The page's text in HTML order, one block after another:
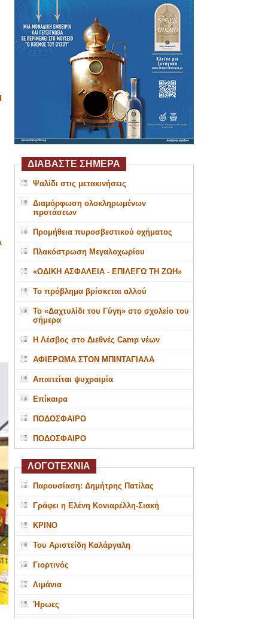
ΔΙΑΒΑΣΤΕ ΣΗΜΕΡΑ
Ψαλίδι στις μετακινήσεις
Διαμόρφωση ολοκληρωμένων
προτάσεων
Προμήθεια πυροσβεστικού οχήματος
Πλακόστρωση Μεγαλοχωρίου
«ΟΔΙΚΗ ΑΣΦΑΛΕΙΑ - ΕΠΙΛΕΓΩ ΤΗ ΖΩΗ»
Το πρόβλημα βρίσκεται αλλού
Το «Δαχτυλίδι του Γύγη» στο σχολείο του
σήμερα
Η Λέσβος στο Διεθνές Camp νέων
ΑΦΙΕΡΩΜΑ ΣΤΟΝ ΜΠΙΝΤΑΓΙΑΛΑ
Απαιτείται ψυχραιμία
Επίκαιρα
ΠΟΔΟΣΦΑΙΡΟ
ΠΟΔΟΣΦΑΙΡΟ
ΛΟΓΟΤΕΧΝΙΑ
Παρουσίαση: Δημήτρης Πατίλας
Γράφει η Ελένη Κονιαρέλλη-Σιακή
ΚΡΙΝΟ
Του Αριστείδη Καλάργαλη
Γιορτινός
Λιμάνια
Ήρωες